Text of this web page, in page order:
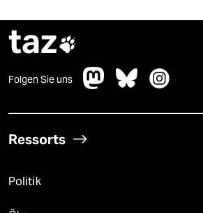
taz
Folgen Sie uns
Ressorts
Politik